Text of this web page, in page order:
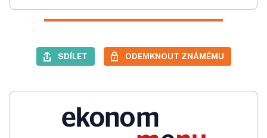
SDÍLET ODEMKNOUT ZNÁMÉMU